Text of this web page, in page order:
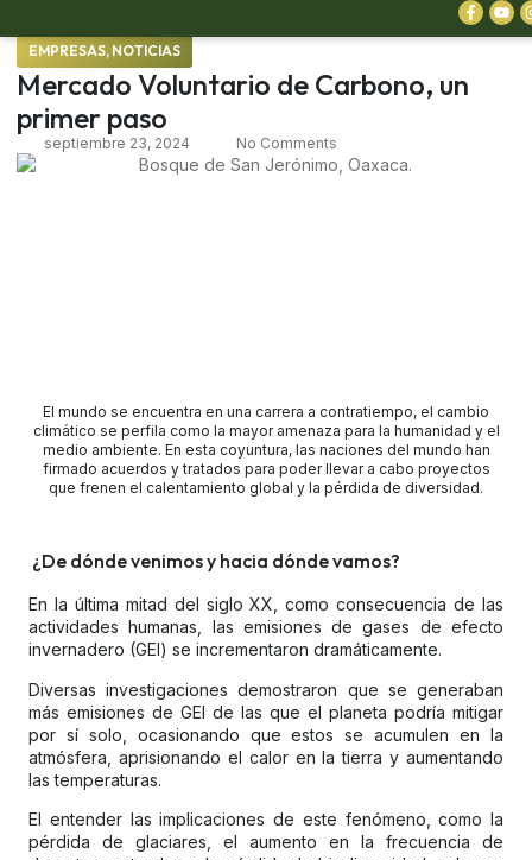
EMPRESAS, NOTICIAS
Mercado Voluntario de Carbono, un
primer paso
septiembre 23, 2024 No Comments
El mundo se encuentra en una carrera a contratiempo, el cambio
climático se perfila como la mayor amenaza para la humanidad y el
medio ambiente. En esta coyuntura, las naciones del mundo han
firmado acuerdos y tratados para poder llevar a cabo proyectos
que frenen el calentamiento global y la pérdida de diversidad.
¿De dónde venimos y hacia dónde vamos?
En la última mitad del siglo XX, como consecuencia de las
actividades humanas, las emisiones de gases de efecto
invernadero (GEI) se incrementaron dramáticamente.
Diversas investigaciones demostraron que se generaban
más emisiones de GEI de las que el planeta podría mitigar
por sí solo, ocasionando que estos se acumulen en la
atmósfera, aprisionando el calor en la tierra y aumentando
las temperaturas.
El entender las implicaciones de este fenómeno, como la
pérdida de glaciares, el aumento en la frecuencia de